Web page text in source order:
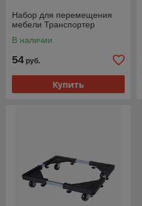
Набор для перемещения
мебели Транспортер
В наличии
54 руб.
Купить